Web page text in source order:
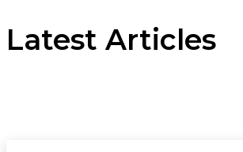
Latest Articles